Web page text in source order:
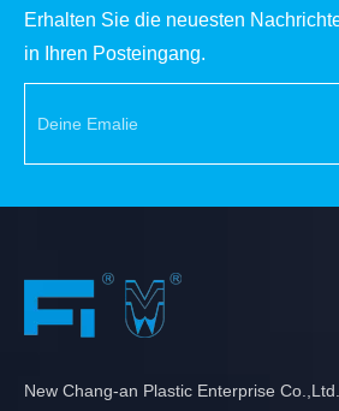
Erhalten Sie die neuesten
in Ihren Posteingang.
New Chang-an Plastic Enterprise